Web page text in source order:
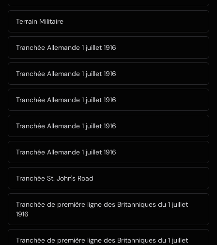
Terrain Militaire
Tranchée Allemande 1 juillet 1916
Tranchée Allemande 1 juillet 1916
Tranchée Allemande 1 juillet 1916
Tranchée Allemande 1 juillet 1916
Tranchée Allemande 1 juillet 1916
Tranchée St. John's Road
Tranchée de première ligne des Britanniques du 1 juillet
1916
Tranchée de première ligne des Britanniques du 1 juillet